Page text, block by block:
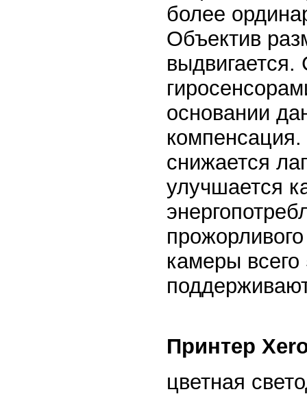
более
Объектив
основании
снижается
улучшается
камеры
Принтер
цветная